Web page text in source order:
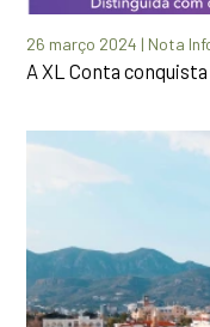
26 março 2024 | Nota
A XL Conta